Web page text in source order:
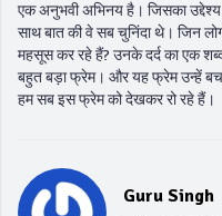
एक अनुभवी अभिनय है। जिसका
साथ बात की वे सब चुनिंदा थे। जिन
महसूस कर रहे हैं? उनके दर्द का एक
बहुत बड़ा फ्रेम। और यह फ्रेम उन्हें
हम सब इस फ्रेम को देखकर रो रहे हैं।
Guru Singh